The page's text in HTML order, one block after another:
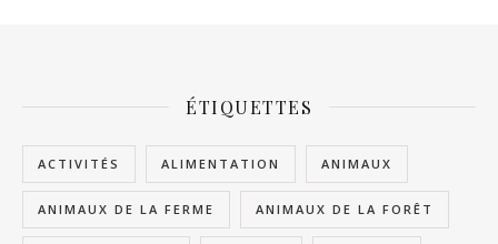
ÉTIQUETTES
ACTIVITÉS ALIMENTATION ANIMAUX
ANIMAUX DE LA FERME ANIMAUX DE LA FORÊT